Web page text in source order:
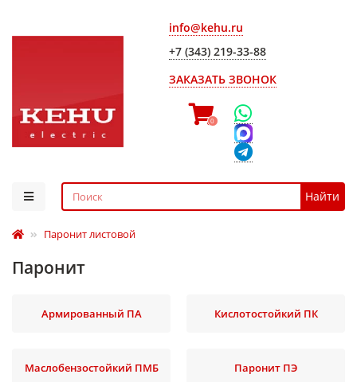
info@kehu.ru
+7 (343) 219-33-88
ЗАКАЗАТЬ ЗВОНОК
0
Найти
Паронит листовой
Паронит
Армированный ПА Кислотостойкий ПК
Маслобензостойкий ПМБ Паронит ПЭ